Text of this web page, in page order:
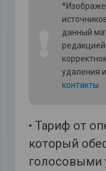
данный
удаления
контакты
• Тариф от
который
голосовыми